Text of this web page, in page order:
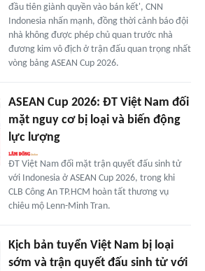
đầu tiên giành quyền vào bán kết', CNN
Indonesia nhấn mạnh, đồng thời cảnh báo đội
nhà không được phép chủ quan trước nhà
đương kim vô địch ở trận đấu quan trọng nhất
vòng bảng ASEAN Cup 2026.
ASEAN Cup 2026: ĐT Việt Nam đối
mặt nguy cơ bị loại và biến động
lực lượng
ĐT Việt Nam đối mặt trận quyết đấu sinh tử
với Indonesia ở ASEAN Cup 2026, trong khi
CLB Công An TP.HCM hoàn tất thương vụ
chiêu mộ Lenn-Minh Tran.
Kịch bản tuyển Việt Nam bị loại
sớm và trận quyết đấu sinh tử với